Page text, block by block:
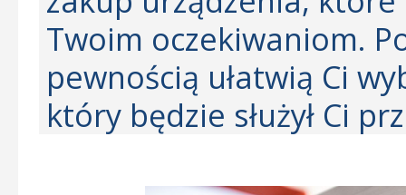
Twoim oczekiwaniom.
pewnością ułatwią Ci
który będzie służył Ci